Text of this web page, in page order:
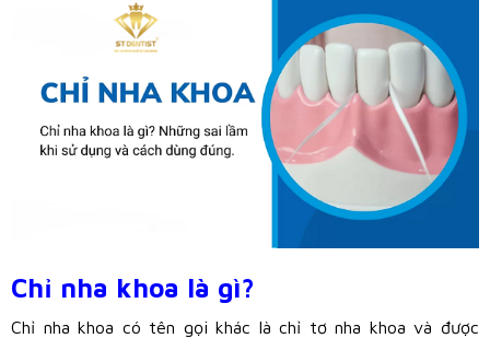
Chỉ nha khoa là gì?
Chỉ nha khoa có tên gọi khác là chỉ tơ nha khoa và được